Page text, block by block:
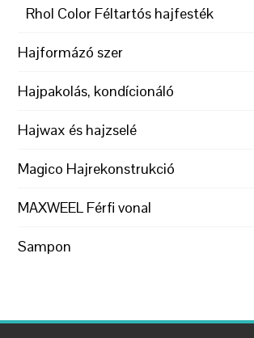
Rhol Color Féltartós hajfesték
Hajformázó szer
Hajpakolás, kondícionáló
Hajwax és hajzselé
Magico Hajrekonstrukció
MAXWEEL Férfi vonal
Sampon